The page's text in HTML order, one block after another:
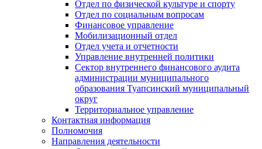
Отдел по физической культуре и спорту
Отдел по социальным вопросам
Финансовое управление
Мобилизационный отдел
Отдел учета и отчетности
Управление внутренней политики
Сектор внутреннего финансового аудита
администрации муниципального
образования Туапсинский муниципальный
округ
Территориальное управление
Контактная информация
Полномочия
Направления деятельности